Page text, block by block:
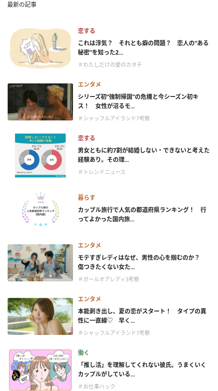
最新の記事
恋する
これは浮気？ それとも癖の問題？ 恋人の“ある
秘密”を知った2...
＃わたしだけの愛のカタチ
エンタメ
シリーズ初“強制帰国”の危機と今シーズン初キ
ス！ 女性が沼るモ...
＃シャッフルアイランド7考察
恋する
男女ともに約7割が結婚しない・できないと考えた
経験あり。その理...
＃トレンドニュース
暮らす
カップル旅行で人気の都道府県ランキング！ 行
ってよかった国内旅...
エンタメ
モテすぎレディはなぜ、男性の心を掴むのか？
傷つきたくない女た...
＃ガールオアレディ3考察
エンタメ
本能剥き出し、夏の恋がスタート！ タイプの異
性に一直線♡ 早く...
＃シャッフルアイランド7考察
働く
「推し活」を理解してくれない彼氏。うまくいく
カップルがしている...
＃お仕事ハック